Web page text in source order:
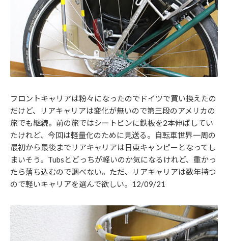
フロントキャリアは粉々になったのでドイツで買い換えたの
だけど、リアキャリアは変化が無いので第三段のアメリカの
旅でも継続。前の旅ではシートピンに鉄板を2本伸ばしてい
たけれど、今回は軽量化のために見送る。自転車世界一周の
最初から最後までリアキャリアは日東キャンピーとなってし
まいそう。Tubsとどっちが軽いのか気になるけれど、重かっ
たら落ち込むので調べない。ただ、リアキャリアは数年持つ
ので軽いキャリアを選んで欲しい。12/09/21